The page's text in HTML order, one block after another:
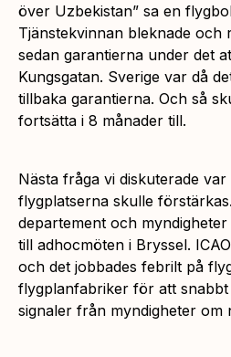
över Uzbekistan” sa en
Tjänstekvinnan bleknade och
sedan garantierna under det
Kungsgatan. Sverige var då
tillbaka garantierna. Och så
fortsätta i 8 månader till.
Nästa fråga vi diskuterade
flygplatserna skulle
departement och
till adhocmöten i Bryssel.
och det jobbades febrilt på
flygplanfabriker för att
signaler från myndigheter om